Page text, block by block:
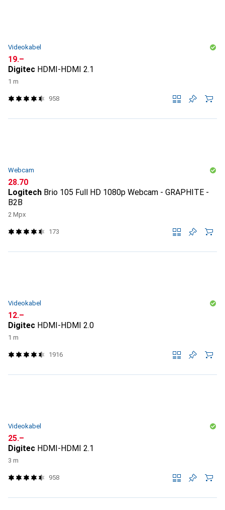
Videokabel
CHF
19.–
Digitec HDMI-HDMI 2.1
1 m
958
Webcam
CHF
28.70
Logitech Brio 105 Full HD 1080p Webcam - GRAPHITE -
B2B
2 Mpx
173
Videokabel
CHF
12.–
Digitec HDMI-HDMI 2.0
1 m
1916
Videokabel
CHF
25.–
Digitec HDMI-HDMI 2.1
3 m
958